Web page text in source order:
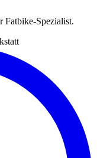
Spezialist.